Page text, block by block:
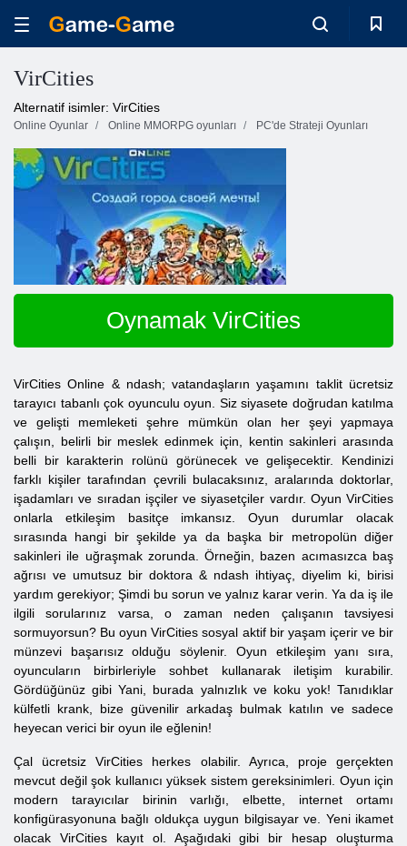
VirCities
Alternatif isimler: VirCities
Online Oyunlar Online MMORPG oyunları PC'de Strateji Oyunları
Oynamak VirCities
VirCities Online & ndash; vatandaşların yaşamını taklit ücretsiz
tarayıcı tabanlı çok oyunculu oyun. Siz siyasete doğrudan katılma
ve gelişti memleketi şehre mümkün olan her şeyi yapmaya
çalışın, belirli bir meslek edinmek için, kentin sakinleri arasında
belli bir karakterin rolünü görünecek ve gelişecektir. Kendinizi
farklı kişiler tarafından çevrili bulacaksınız, aralarında doktorlar,
işadamları ve sıradan işçiler ve siyasetçiler vardır. Oyun VirCities
onlarla etkileşim basitçe imkansız. Oyun durumlar olacak
sırasında hangi bir şekilde ya da başka bir metropolün diğer
sakinleri ile uğraşmak zorunda. Örneğin, bazen acımasızca baş
ağrısı ve umutsuz bir doktora & ndash ihtiyaç, diyelim ki, birisi
yardım gerekiyor; Şimdi bu sorun ve yalnız karar verin. Ya da iş ile
ilgili sorularınız varsa, o zaman neden çalışanın tavsiyesi
sormuyorsun? Bu oyun VirCities sosyal aktif bir yaşam içerir ve bir
münzevi başarısız olduğu söylenir. Oyun etkileşim yanı sıra,
oyuncuların birbirleriyle sohbet kullanarak iletişim kurabilir.
Gördüğünüz gibi Yani, burada yalnızlık ve koku yok! Tanıdıklar
külfetli krank, bize güvenilir arkadaş bulmak katılın ve sadece
heyecan verici bir oyun ile eğlenin!
Çal ücretsiz VirCities herkes olabilir. Ayrıca, proje gerçekten
mevcut değil şok kullanıcı yüksek sistem gereksinimleri. Oyun için
modern tarayıcılar birinin varlığı, elbette, internet ortamı
konfigürasyonuna bağlı oldukça uygun bilgisayar ve. Yeni ikamet
olacak VirCities kayıt ol. Aşağıdaki gibi bir hesap oluşturma